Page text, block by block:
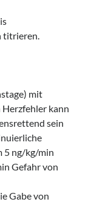
titrieren.
mit
Herzfehler kann
sein
5 ng/kg/min
Gefahr von
Gabe von